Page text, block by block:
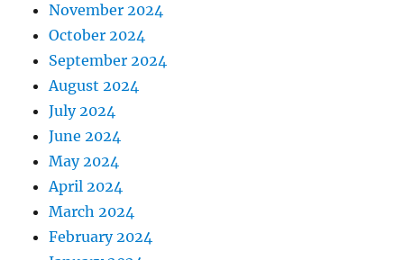
November 2024
October 2024
September 2024
August 2024
July 2024
June 2024
May 2024
April 2024
March 2024
February 2024